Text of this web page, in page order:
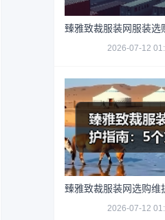
臻雅致裁服装网服装选
2026-07-12
臻雅致裁服装网选购维
2026-07-12